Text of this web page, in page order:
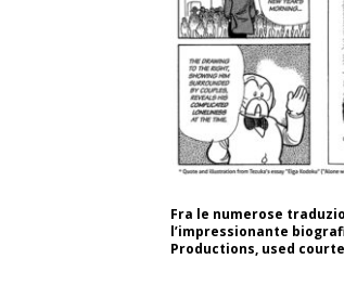
Fra le numerose
l’impressionante
Productions, used